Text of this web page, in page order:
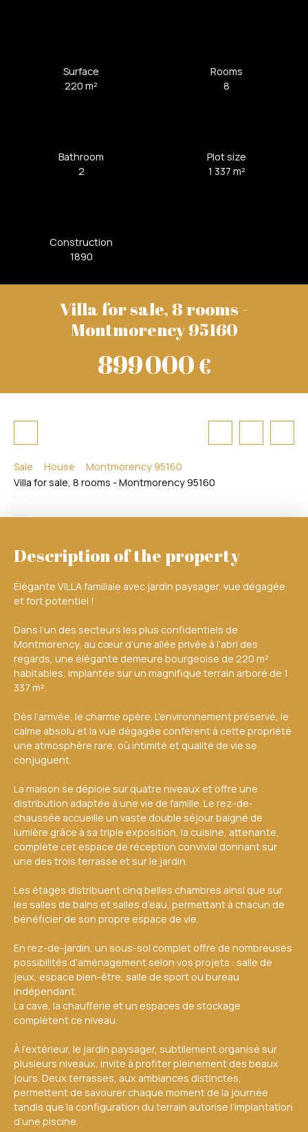
Surface
220m²
Rooms
8
Bathroom
2
Plot size
1 337 m²
Construction
1890
Villa for sale, 8 rooms -
Montmorency 95160
899 000€
Sale House
Montmorency 95160
Villa for sale, 8 rooms - Montmorency 95160
Description of the property
Élégante VILLA familiale avec jardin paysager, vue dégagée
et fort potentiel !
Dans l’un des secteurs les plus confidentiels de
Montmorency, au cœur d’une allée privée à l’abri des
regards, une élégante demeure bourgeoise de 220 m²
habitables, implantée sur un magnifique terrain arboré de 1
337 m².
Dès l’arrivée, le charme opère. L’environnement préservé, le
calme absolu et la vue dégagée confèrent à cette propriété
une atmosphère rare, où intimité et qualité de vie se
conjuguent.
La maison se déploie sur quatre niveaux et offre une
distribution adaptée à une vie de famille. Le rez-de-
chaussée accueille un vaste double séjour baigné de
lumière grâce à sa triple exposition, la cuisine, attenante,
complète cet espace de réception convivial donnant sur
une des trois terrasse et sur le jardin.
Les étages distribuent cinq belles chambres ainsi que sur
les salles de bains et salles d’eau, permettant à chacun de
bénéficier de son propre espace de vie.
En rez-de-jardin, un sous-sol complet offre de nombreuses
possibilités d’aménagement selon vos projets : salle de
jeux, espace bien-être, salle de sport ou bureau
indépendant.
La cave, la chaufferie et un espaces de stockage
complètent ce niveau.
À l’extérieur, le jardin paysager, subtilement organisé sur
plusieurs niveaux, invite à profiter pleinement des beaux
jours. Deux terrasses, aux ambiances distinctes,
permettent de savourer chaque moment de la journée
tandis que la configuration du terrain autorise l’implantation
d’une piscine.